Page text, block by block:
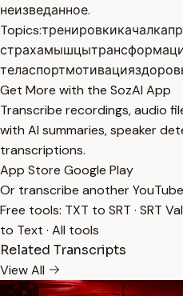
неизведанное.
Topics:тренировкикачалка
страхамышцы
теласпортмотивация
Get More with the SozAI App
Transcribe recordings, audio
with AI summaries, speaker
transcriptions.
App Store Google Play
Or transcribe another
Free tools: TXT to SRT · SRT
to Text · All tools
Related Transcripts
View All